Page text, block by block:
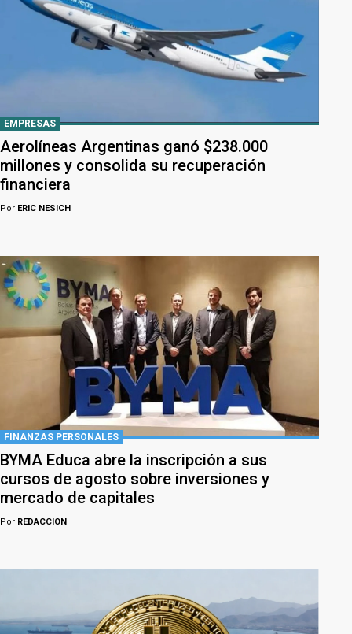
EMPRESAS
Aerolíneas Argentinas ganó $238.000
millones y consolida su recuperación
financiera
Por ERIC NESICH
FINANZAS PERSONALES
BYMA Educa abre la inscripción a sus
cursos de agosto sobre inversiones y
mercado de capitales
Por REDACCION